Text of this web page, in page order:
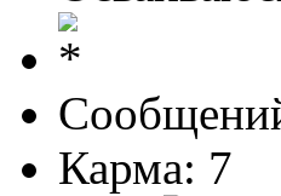
Карма: 7